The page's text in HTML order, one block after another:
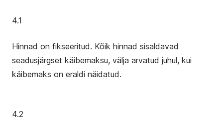
4.1
Hinnad on fikseeritud. Kõik hinnad sisaldavad
seadusjärgset käibemaksu, välja arvatud juhul, kui
käibemaks on eraldi näidatud.
4.2